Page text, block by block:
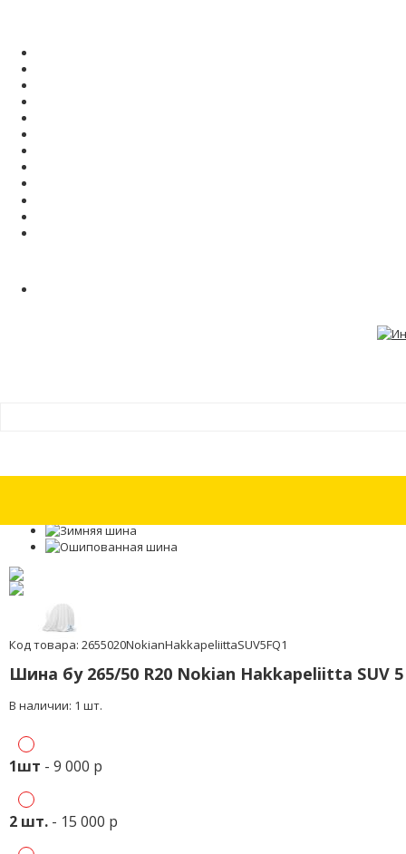
Код товара: 2655020NokianHakkapeliittaSUV5FQ1
Шина бу 265/50 R20 Nokian Hakkapeliitta SUV
В наличии: 1 шт.
1шт - 9 000 р
2 шт. - 15 000 р